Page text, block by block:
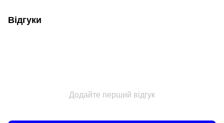
Відгуки
Додайте перший відгук